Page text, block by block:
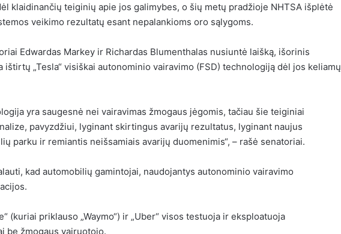
klaidinančių teiginių apie jos galimybes, o šių metų pradžioje NHTSA išplėtė
veikimo rezultatų esant nepalankioms oro sąlygoms.
Edwardas Markey ir Richardas Blumenthalas nusiuntė laišką, išorinis
ištirtų „Tesla“ visiškai autonominio vairavimo (FSD) technologiją dėl jos keliamų
yra saugesnė nei vairavimas žmogaus jėgomis, tačiau šie teiginiai
pavyzdžiui, lyginant skirtingus avarijų rezultatus, lyginant naujus
parku ir remiantis neišsamiais avarijų duomenimis“, – rašė senatoriai.
kad automobilių gamintojai, naudojantys autonominio vairavimo
(kuriai priklauso „Waymo“) ir „Uber“ visos testuoja ir eksploatuoja
be žmogaus vairuotojo.